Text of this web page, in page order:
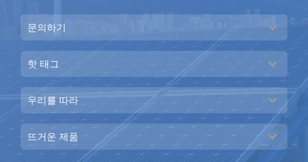
문의하기
핫 태그
우리를 따라
뜨거운 제품